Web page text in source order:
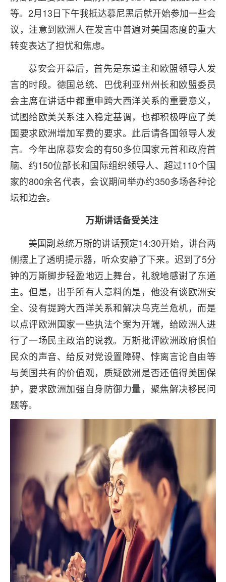
等。2月13日下午我抵达慕尼黑后就开始参加一些会
议，注意到欧洲人在发言中普遍对美国态度的重大
转变表达了担忧和焦虑。
慕安会开幕后，首先是东道主和欧盟领导人发
言的时段。德国总统、巴伐利亚州州长和欧盟委员
会主席在讲话中都重申跨大西洋关系的重要意义，
试图给欧美关系注入稳定基调，也都积极呼应了美
国要求欧洲增加军费的要求。此后请各国领导人发
言。今年出席慕安会的有50多位国家元首和政府首
脑、约150位部长和国际组织领导人、超过110个国
家的800余名代表，会议期间举办约350多场各种论
坛和边会。
万斯讲话备受关注
美国副总统万斯的讲话预定14:30开始，讲台两
侧摆上了透明提示器，听众安静了下来。迟到了5分
钟的万斯脚步轻盈地迈上舞台，礼貌地感谢了东道
主。但是，出乎所有人意料的是，他没有谈欧洲安
全、没有提跨大西洋关系和解决乌克兰危机，而是
以点评欧洲国家一些执法个案为开端，给欧洲人进
行了一场民主政治的说教。万斯批评欧洲政府惧怕
民众的声音、给反对党设置障碍、悖离言论自由等
与美国共有的价值观，质疑欧洲是否还值得美国保
护，要求欧洲加强自身防御力量，聚焦解决移民问
题等。